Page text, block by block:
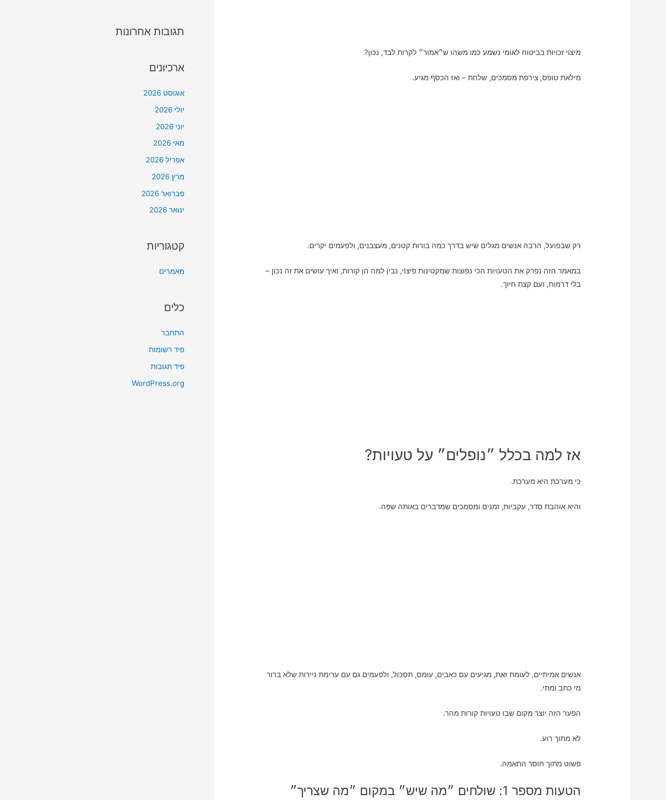
מיצוי זכויות בביטוח לאומי נשמע כמו משהו ש״אמור״ לקרות לבד, נכון?
מילאת טופס, צירפת מסמכים, שלחת – ואז הכסף מגיע.
רק שבפועל, הרבה אנשים מגלים שיש בדרך כמה בורות קטנים, מעצבנים, ולפעמים יקרים.
במאמר הזה נפרק את הטעויות הכי נפוצות שמקטינות פיצוי, נבין למה הן קורות, ואיך עושים את זה נכון –
בלי דרמות, ועם קצת חיוך.
אז למה בכלל ״נופלים״ על טעויות?
כי מערכת היא מערכת.
והיא אוהבת סדר, עקביות, זמנים ומסמכים שמדברים באותה שפה.
אנשים אמיתיים, לעומת זאת, מגיעים עם כאבים, עומס, תסכול, ולפעמים גם עם ערימת ניירות שלא ברור
מי כתב ומתי.
הפער הזה יוצר מקום שבו טעויות קורות מהר.
לא מתוך רוע.
פשוט מתוך חוסר התאמה.
הטעות מספר 1: שולחים ״מה שיש״ במקום ״מה שצריך״
תגובות אחרונות
ארכיונים
אוגוסט 2026
יולי 2026
יוני 2026
מאי 2026
אפריל 2026
מרץ 2026
פברואר 2026
ינואר 2026
קטגוריות
מאמרים
כלים
התחבר
פיד רשומות
פיד תגובות
WordPress.org